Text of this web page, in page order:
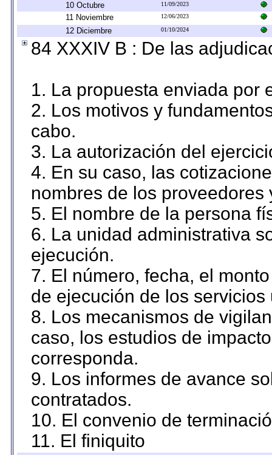
10 Octubre 11/09/2023
11 Noviembre 12/06/2023
12 Diciembre 01/10/2024
84 XXXIV B : De las
1. La propuesta enviada por
2. Los motivos y
cabo.
3. La autorización del
4. En su caso, las
nombres de los proveedores
5. El nombre de la persona
6. La unidad administrativa
ejecución.
7. El número, fecha, el
de ejecución de los servicios
8. Los mecanismos de
caso, los estudios de
corresponda.
9. Los informes de avance
contratados.
10. El convenio de
11. El finiquito